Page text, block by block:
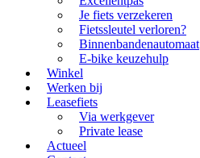
Je fiets verzekeren
Fietssleutel verloren?
Binnenbandenautomaat
E-bike keuzehulp
Winkel
Werken bij
Leasefiets
Via werkgever
Private lease
Actueel